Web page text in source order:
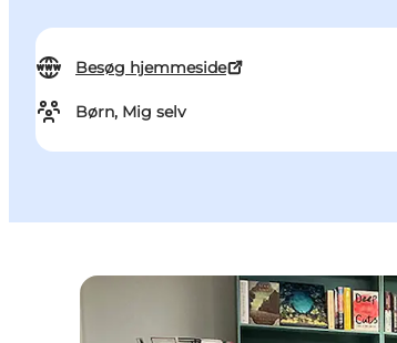
Besøg hjemmeside
Børn, Mig selv